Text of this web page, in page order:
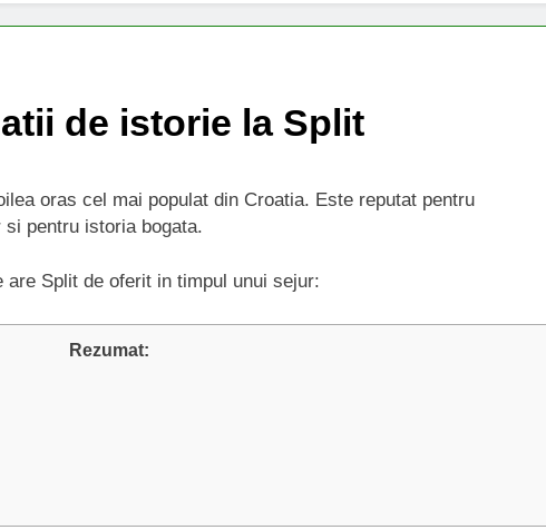
de istorie la Split
oras cel mai populat din Croatia. Este reputat pentru
pentru istoria bogata.
Split de oferit in timpul unui sejur:
Rezumat: